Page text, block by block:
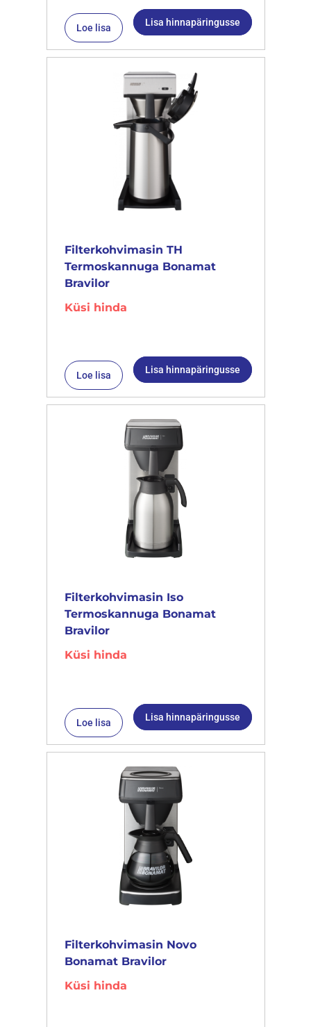
Loe lisa Lisa hinnapäringusse
Filterkohvimasin TH
Termoskannuga Bonamat
Bravilor
Küsi hinda
Loe lisa Lisa hinnapäringusse
Filterkohvimasin Iso
Termoskannuga Bonamat
Bravilor
Küsi hinda
Loe lisa Lisa hinnapäringusse
Filterkohvimasin Novo
Bonamat Bravilor
Küsi hinda